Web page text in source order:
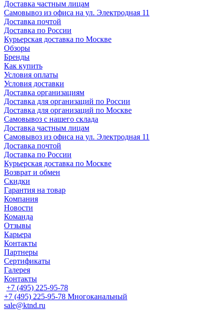
Доставка частным лицам
Самовывоз из офиса на ул. Электродная 11
Доставка почтой
Доставка по России
Курьерская доставка по Москве
Обзоры
Бренды
Как купить
Условия оплаты
Условия доставки
Доставка организациям
Доставка для организаций по России
Доставка для организаций по Москве
Самовывоз с нашего склада
Доставка частным лицам
Самовывоз из офиса на ул. Электродная 11
Доставка почтой
Доставка по России
Курьерская доставка по Москве
Возврат и обмен
Скидки
Гарантия на товар
Компания
Новости
Команда
Отзывы
Карьера
Контакты
Партнеры
Сертификаты
Галерея
Контакты
+7 (495) 225-95-78
+7 (495) 225-95-78 Многоканальный
sale@ktnd.ru